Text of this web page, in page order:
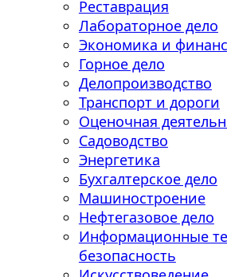
Реставрация
Лабораторное дело
Экономика и
Горное дело
Делопроизводство
Транспорт и дороги
Оценочная
Садоводство
Энергетика
Бухгалтерское дело
Машиностроение
Нефтегазовое дело
Информационные
безопасность